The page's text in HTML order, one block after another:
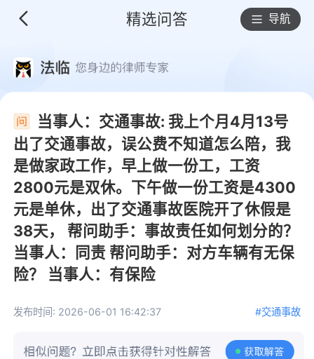
精选问答 导航
当事人：交通事故: 我上个月4月13号
出了交通事故，误公费不知道怎么陪，我
是做家政工作，早上做一份工，工资
2800元是双休。下午做一份工资是4300
元是单休，出了交通事故医院开了休假是
38天， 帮问助手：事故责任如何划分的？
当事人：同责 帮问助手：对方车辆有无保
险？ 当事人：有保险
发布时间: 2026-06-01 16:42:37 #交通事故